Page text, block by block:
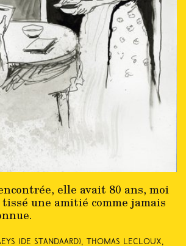
elle avait 80 ans, moi
tissé une amitié comme jamais
(De Standaard) , Thomas Lecloux,